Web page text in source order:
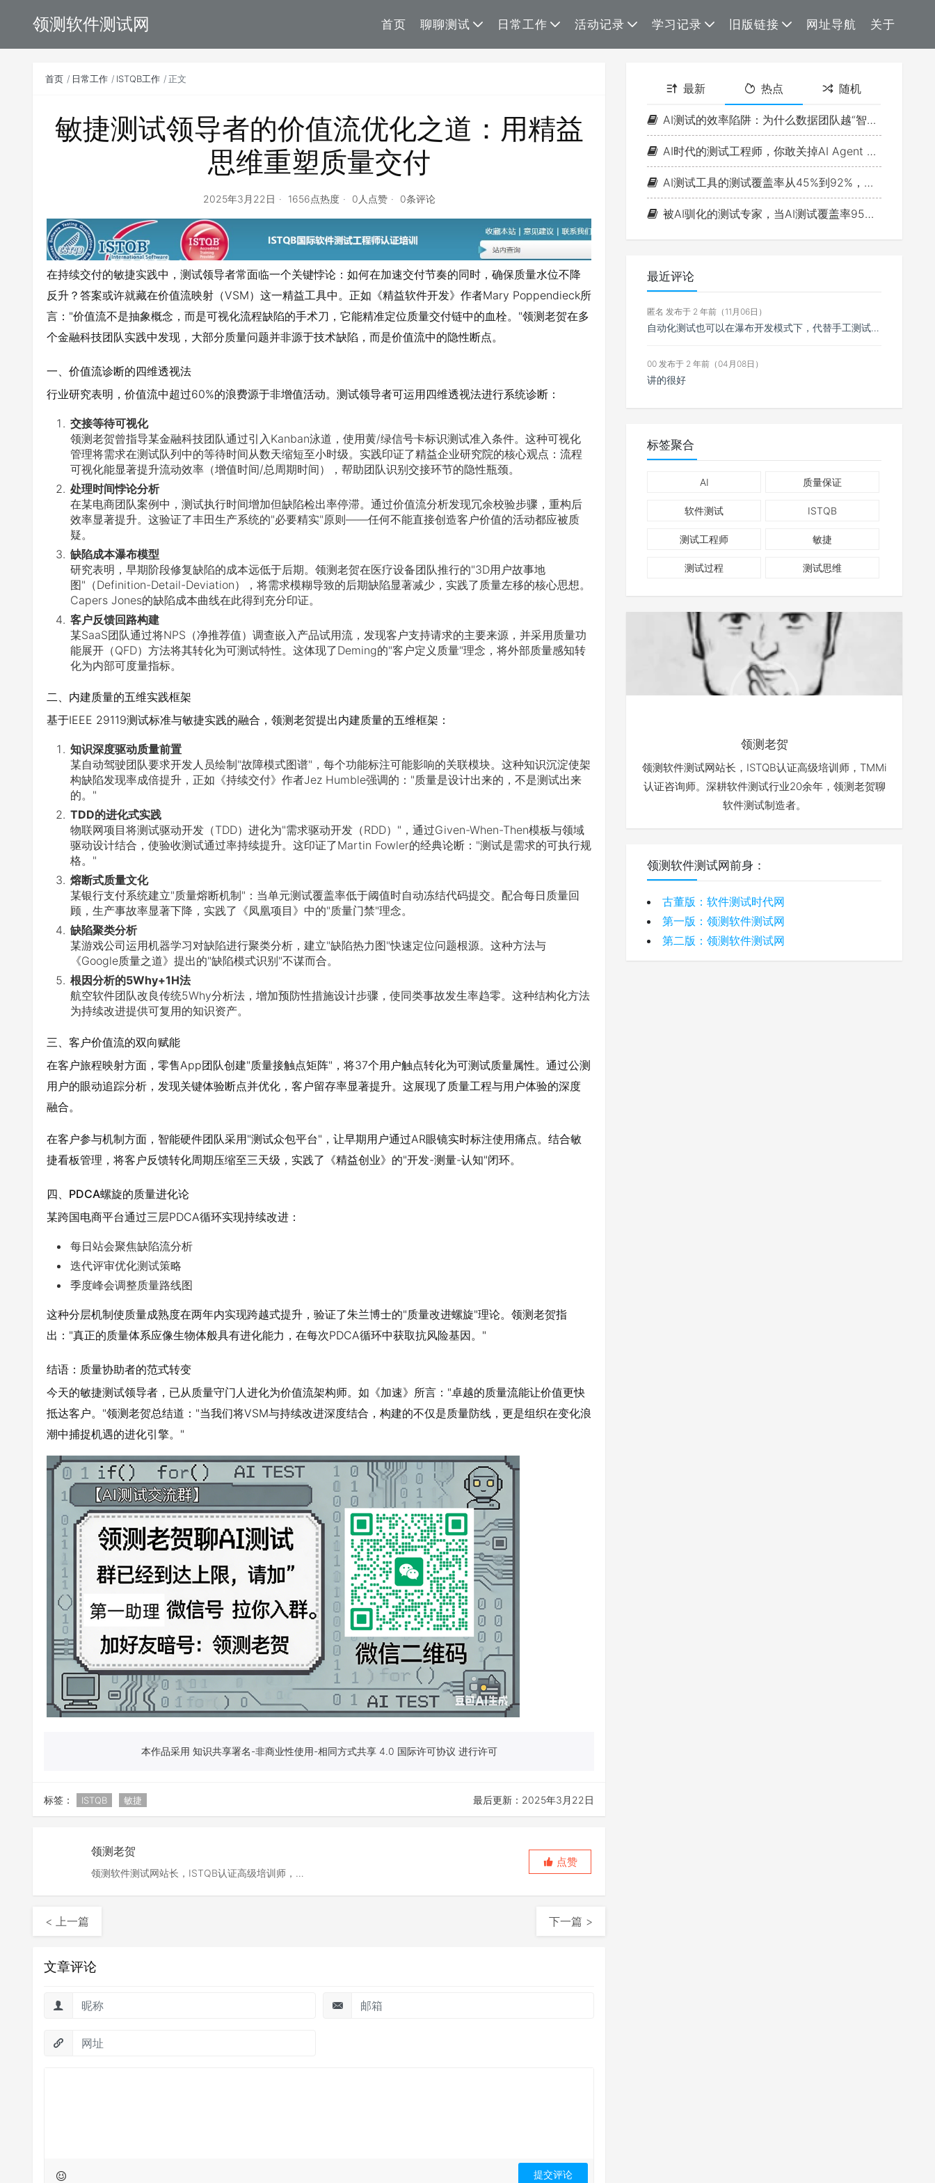
领测软件测试网 首页 聊聊测试 日常工作 活动记录 学习记录 旧版链接 网址导航 关于
首页 日常工作 ISTQB工作 正文
敏捷测试领导者的价值流优化之道：用精益
思维重塑质量交付
2025年3月22日 1656点热度 0人点赞 0条评论
在持续交付的敏捷实践中，测试领导者常面临一个关键悖论：如何在加速交付节奏的同时，确保质量水位不降
反升？答案或许就藏在价值流映射（VSM）这一精益工具中。正如《精益软件开发》作者Mary Poppendieck所
言："价值流不是抽象概念，而是可视化流程缺陷的手术刀，它能精准定位质量交付链中的血栓。"领测老贺在多
个金融科技团队实践中发现，大部分质量问题并非源于技术缺陷，而是价值流中的隐性断点。
一、价值流诊断的四维透视法
行业研究表明，价值流中超过60%的浪费源于非增值活动。测试领导者可运用四维透视法进行系统诊断：
交接等待可视化
领测老贺曾指导某金融科技团队通过引入Kanban泳道，使用黄/绿信号卡标识测试准入条件。这种可视化
管理将需求在测试队列中的等待时间从数天缩短至小时级。实践印证了精益企业研究院的核心观点：流程
可视化能显著提升流动效率（增值时间/总周期时间），帮助团队识别交接环节的隐性瓶颈。
处理时间悖论分析
在某电商团队案例中，测试执行时间增加但缺陷检出率停滞。通过价值流分析发现冗余校验步骤，重构后
效率显著提升。这验证了丰田生产系统的"必要精实"原则——任何不能直接创造客户价值的活动都应被质
疑。
缺陷成本瀑布模型
研究表明，早期阶段修复缺陷的成本远低于后期。领测老贺在医疗设备团队推行的"3D用户故事地
图"（Definition-Detail-Deviation），将需求模糊导致的后期缺陷显著减少，实践了质量左移的核心思想。
Capers Jones的缺陷成本曲线在此得到充分印证。
客户反馈回路构建
某SaaS团队通过将NPS（净推荐值）调查嵌入产品试用流，发现客户支持请求的主要来源，并采用质量功
能展开（QFD）方法将其转化为可测试特性。这体现了Deming的"客户定义质量"理念，将外部质量感知转
化为内部可度量指标。
二、内建质量的五维实践框架
基于IEEE 29119测试标准与敏捷实践的融合，领测老贺提出内建质量的五维框架：
知识深度驱动质量前置
某自动驾驶团队要求开发人员绘制"故障模式图谱"，每个功能标注可能影响的关联模块。这种知识沉淀使架
构缺陷发现率成倍提升，正如《持续交付》作者Jez Humble强调的："质量是设计出来的，不是测试出来
的。"
TDD的进化式实践
物联网项目将测试驱动开发（TDD）进化为"需求驱动开发（RDD）"，通过Given-When-Then模板与领域
驱动设计结合，使验收测试通过率持续提升。这印证了Martin Fowler的经典论断："测试是需求的可执行规
格。"
熔断式质量文化
某银行支付系统建立"质量熔断机制"：当单元测试覆盖率低于阈值时自动冻结代码提交。配合每日质量回
顾，生产事故率显著下降，实践了《凤凰项目》中的"质量门禁"理念。
缺陷聚类分析
某游戏公司运用机器学习对缺陷进行聚类分析，建立"缺陷热力图"快速定位问题根源。这种方法与
《Google质量之道》提出的"缺陷模式识别"不谋而合。
根因分析的5Why+1H法
航空软件团队改良传统5Why分析法，增加预防性措施设计步骤，使同类事故发生率趋零。这种结构化方法
为持续改进提供可复用的知识资产。
三、客户价值流的双向赋能
在客户旅程映射方面，零售App团队创建"质量接触点矩阵"，将37个用户触点转化为可测试质量属性。通过公测
用户的眼动追踪分析，发现关键体验断点并优化，客户留存率显著提升。这展现了质量工程与用户体验的深度
融合。
在客户参与机制方面，智能硬件团队采用"测试众包平台"，让早期用户通过AR眼镜实时标注使用痛点。结合敏
捷看板管理，将客户反馈转化周期压缩至三天级，实践了《精益创业》的"开发-测量-认知"闭环。
四、PDCA螺旋的质量进化论
某跨国电商平台通过三层PDCA循环实现持续改进：
每日站会聚焦缺陷流分析
迭代评审优化测试策略
季度峰会调整质量路线图
这种分层机制使质量成熟度在两年内实现跨越式提升，验证了朱兰博士的"质量改进螺旋"理论。领测老贺指
出："真正的质量体系应像生物体般具有进化能力，在每次PDCA循环中获取抗风险基因。"
结语：质量协助者的范式转变
今天的敏捷测试领导者，已从质量守门人进化为价值流架构师。如《加速》所言："卓越的质量流能让价值更快
抵达客户。"领测老贺总结道："当我们将VSM与持续改进深度结合，构建的不仅是质量防线，更是组织在变化浪
潮中捕捉机遇的进化引擎。"
本作品采用 知识共享署名-非商业性使用-相同方式共享 4.0 国际许可协议 进行许可
标签： ISTQB 敏捷 最后更新：2025年3月22日
领测老贺
领测软件测试网站长，ISTQB认证高级培训师，
点赞
< 上一篇 下一篇 >
文章评论
最新 热点 随机
AI测试的效率陷阱：为什么数据团队越“智能”，测试思维越浅薄？
AI时代的测试工程师，你敢关掉AI Agent 一小时吗？
AI测试工具的测试覆盖率从45%到92%，故障率反而涨了15%
被AI驯化的测试专家，当AI测试覆盖率95%时，缺陷漏报率反而更高了：判断力退化的真相是什么？
最近评论
匿名 发布于 2 年前（11月06日）
自动化测试也可以在瀑布开发模式下，代替手工测试，自动执行测试
00 发布于 2 年前（04月08日）
讲的很好
标签聚合
AI 质量保证
软件测试 ISTQB
测试工程师 敏捷
测试过程 测试思维
领测老贺
领测软件测试网站长，ISTQB认证高级培训师，TMMi
认证咨询师。深耕软件测试行业20余年，领测老贺聊
软件测试制造者。
领测软件测试网前身：
古董版：软件测试时代网
第一版：领测软件测试网
第二版：领测软件测试网